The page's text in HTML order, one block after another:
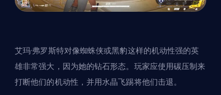
艾玛·弗罗斯特对像蜘蛛侠或黑豹这样的机动性强的英
雄非常强大，因为她的钻石形态。玩家应使用碳压制来
打断他们的机动性，并用水晶飞踢将他们击退。